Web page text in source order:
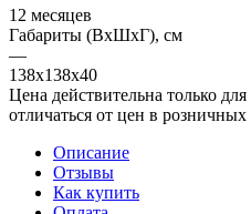
12 месяцев
Габариты (ВхШхГ), см
—
138х138х40
Цена действительна только
отличаться от цен в розничных
Описание
Отзывы
Как купить